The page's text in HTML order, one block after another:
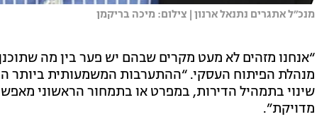
מנכ״ל אתגרים נתנאל ארנון | צילום: מיכה בריקמן
“אנחנו מזהים לא מעט מקרים שבהם יש פער בין מה
מנהלת הפיתוח העסקי. “ההתערבות המשמעותית ביותר
שינוי בתמהיל הדירות, במפרט או בתמחור הראשוני
מדויקת”.